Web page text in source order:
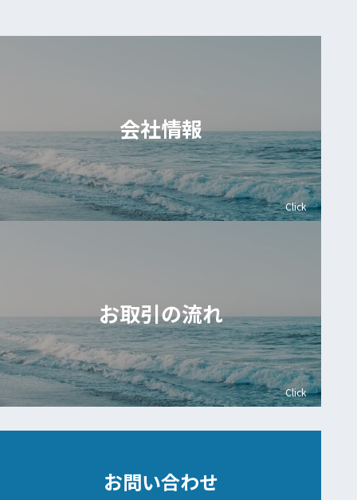
会社情報
Click
お取引の流れ
Click
お問い合わせ